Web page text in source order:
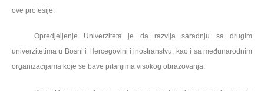
ove profesije.
Opredjeljenje Univerziteta je da razvija saradnju sa drugim
univerzitetima u Bosni i Hercegovini i inostranstvu, kao i sa međunarodnim
organizacijama koje se bave pitanjima visokog obrazovanja.